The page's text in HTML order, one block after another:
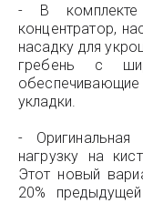
- В комплекте
концентратор,
насадку для
гребень с
укладки.
-
нагрузку на
Этот новый
20%